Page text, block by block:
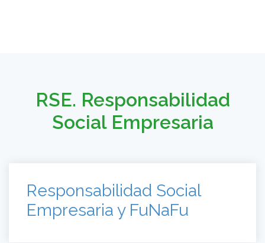
de las Manos
RSE. Responsabilidad